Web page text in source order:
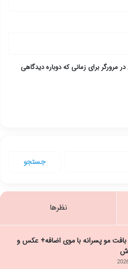
مرورگر برای زمانی که دوباره دیدگاهی
نظرها
بافت مو پسرانه با موی اضافه+ عکس و